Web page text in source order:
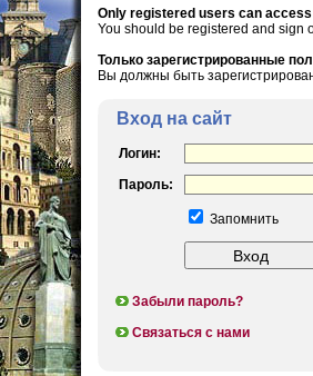
Only registered users can
You should be registered and sign
Только зарегистрированные
Вы должны быть
Вход на сайт
Логин:
Пароль:
Запомнить
Забыли пароль?
Связаться с нами